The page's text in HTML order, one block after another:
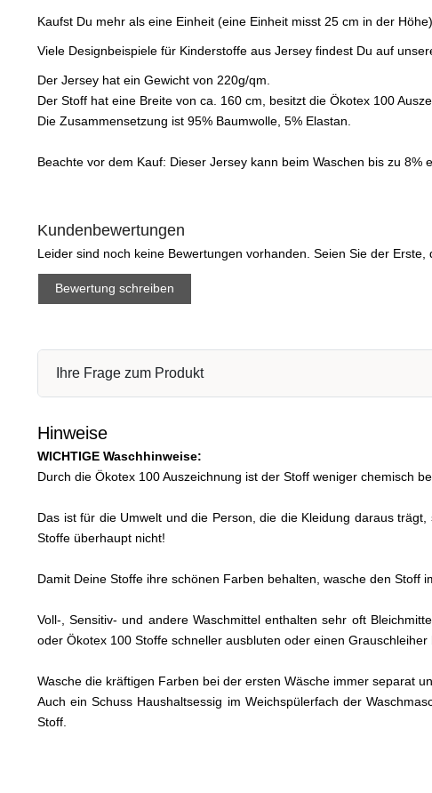
Kaufst Du mehr als eine Einheit (eine Einheit misst 25 cm in der
Viele Designbeispiele für Kinderstoffe aus Jersey findest Du auf
Der Jersey hat ein Gewicht von 220g/qm.
Der Stoff hat eine Breite von ca. 160 cm, besitzt die Ökotex 100
Die Zusammensetzung ist 95% Baumwolle, 5% Elastan.
Beachte vor dem Kauf: Dieser Jersey kann beim Waschen bis zu
Kundenbewertungen
Leider sind noch keine Bewertungen vorhanden. Seien Sie der Erste,
Bewertung schreiben
Ihre Frage zum Produkt
Hinweise
WICHTIGE Waschhinweise:
Durch die Ökotex 100 Auszeichnung ist der Stoff weniger chemisch
Das ist für die Umwelt und die Person, die die Kleidung daraus
Stoffe überhaupt nicht!
Damit Deine Stoffe ihre schönen Farben behalten, wasche den Stoff
Voll-, Sensitiv- und andere Waschmittel enthalten sehr oft
oder Ökotex 100 Stoffe schneller ausbluten oder einen Grauschleiher
Wasche die kräftigen Farben bei der ersten Wäsche immer separat
Auch ein Schuss Haushaltsessig im Weichspülerfach der
Stoff.